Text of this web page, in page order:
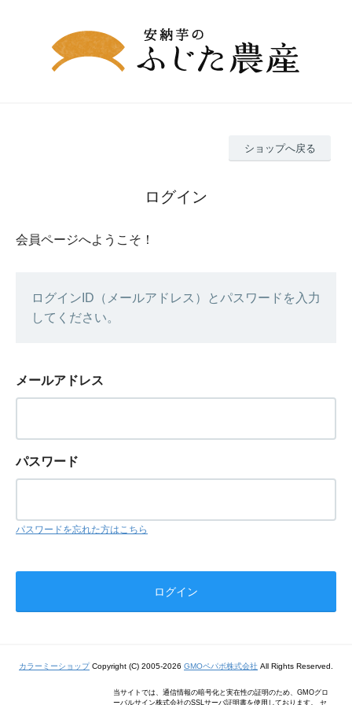
ショップへ戻る
ログイン
会員ページへようこそ！
ログインID（メールアドレス）とパスワードを入力
してください。
メールアドレス
パスワード
パスワードを忘れた方はこちら
カラーミーショップCopyright (C) 2005-2026 GMOペパボ株式会社 All Rights Reserved.
当サイトでは、通信情報の暗号化と実在性の証明のため、GMOグロ
ーバルサイン株式会社のSSLサーバ証明書を使用しております。 セ